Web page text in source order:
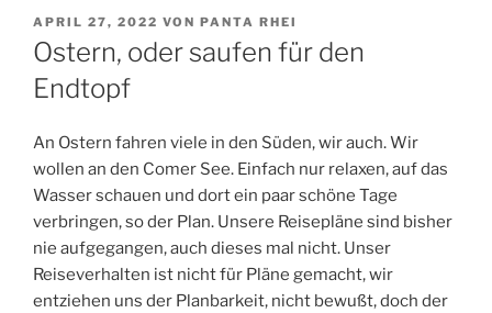
VERÖFFENTLICHT
AM
APRIL 27, 2022 VON PANTA RHEI
Ostern, oder saufen für den
Endtopf
An Ostern fahren viele in den Süden, wir auch. Wir
wollen an den Comer See. Einfach nur relaxen, auf das
Wasser schauen und dort ein paar schöne Tage
verbringen, so der Plan. Unsere Reisepläne sind bisher
nie aufgegangen, auch dieses mal nicht. Unser
Reiseverhalten ist nicht für Pläne gemacht, wir
entziehen uns der Planbarkeit, nicht bewußt, doch der